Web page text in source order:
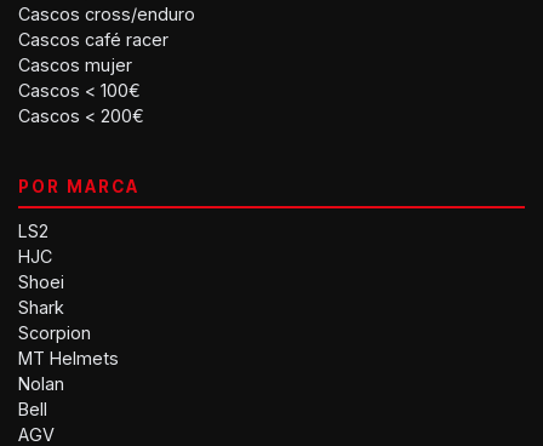
Cascos cross/enduro
Cascos café racer
Cascos mujer
Cascos < 100€
Cascos < 200€
POR MARCA
LS2
HJC
Shoei
Shark
Scorpion
MT Helmets
Nolan
Bell
AGV